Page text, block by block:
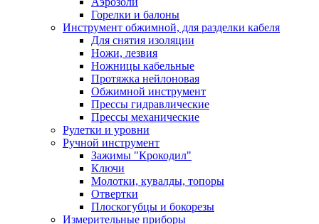
Горелки и балоны
Инструмент обжимной, для разделки кабеля
Для снятия изоляции
Ножи, лезвия
Ножницы кабельные
Протяжка нейлоновая
Обжимной инструмент
Прессы гидравлические
Прессы механические
Рулетки и уровни
Ручной инструмент
Зажимы "Крокодил"
Ключи
Молотки, кувалды, топоры
Отвертки
Плоскогубцы и бокорезы
Измерительные приборы